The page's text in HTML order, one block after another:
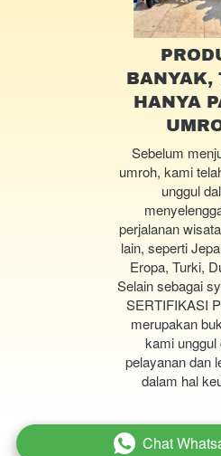
BANYAK,
HANYA
Sebelum
umroh, kami
unggul
perjalanan
lain, seperti
Eropa, Turki,
Selain sebagai
SERTIFIKASI
merupakan
kami unggul
pelayanan dan
dalam hal
` Chat